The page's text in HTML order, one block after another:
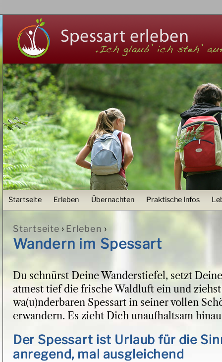
User menu
Startseite Erleben Übernachten Praktische Infos
Sie sind hier
Startseite › Erleben ›
Wandern im Spessart
Du schnürst Deine Wanderstiefel, setzt
atmest tief die frische Waldluft ein und
wa(u)nderbaren Spessart in seiner vollen
erwandern. Es zieht Dich unaufhaltsam
Der Spessart ist Urlaub für die
anregend, mal ausgleichend